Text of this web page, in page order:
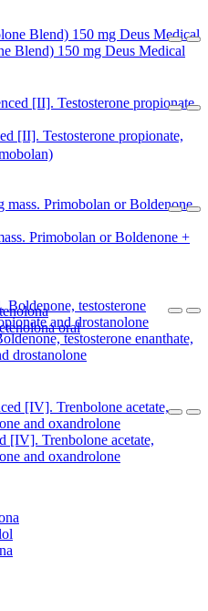
oral
Blend) 150 mg Deus Medical
[II]. Testosterone propionate,
Primobolan or Boldenone +
testosterone enanthate,
drostanolone
[IV]. Trenbolone acetate,
and oxandrolone